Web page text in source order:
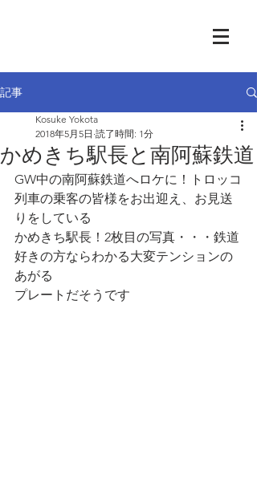
記事
かめきち駅長と南阿蘇鉄道
Kosuke Yokota
2018年5月5日 読了時間: 1分
GW中の南阿蘇鉄道へロケに！トロッコ
列車の乗客の皆様をお出迎え、お見送
りをしている
かめきち駅長！2枚目の写真・・・鉄道
好きの方ならわかる大変テンションの
あがる
プレートだそうです